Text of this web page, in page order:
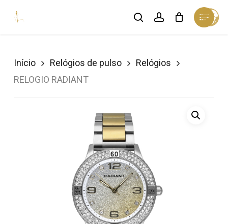
searchaccount
Menu
Close
Cart
Início Relógios de pulso
Relógios
RELOGIO RADIANT